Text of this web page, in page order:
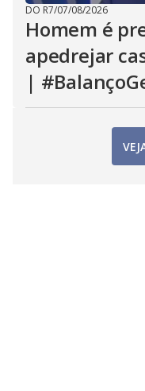
DO R7/07/08/2026
Homem é
apedrejar
|